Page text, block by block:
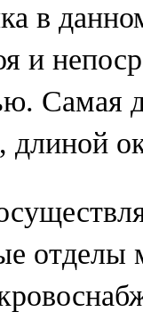
в
и
Самая
длиной
отделы